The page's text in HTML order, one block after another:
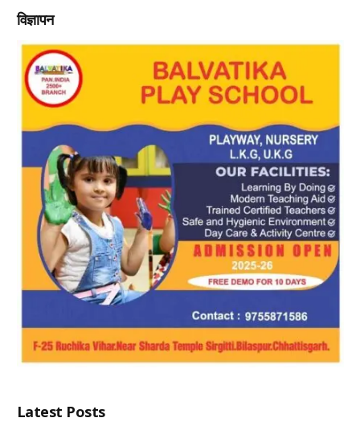
विज्ञापन
Latest Posts